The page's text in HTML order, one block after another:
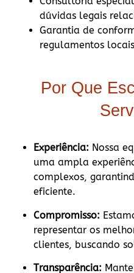
dúvidas legais
Garantia de
regulamentos
Por Que
Experiência: Nossa
uma ampla
complexos,
eficiente.
Compromisso:
representar os
clientes, buscando
Transparência: